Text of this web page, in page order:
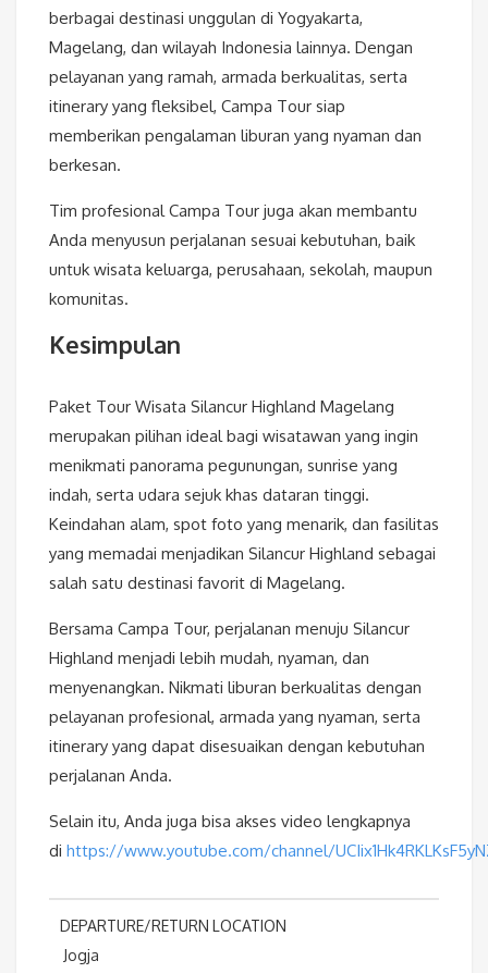
berbagai destinasi unggulan di Yogyakarta,
Magelang, dan wilayah Indonesia lainnya. Dengan
pelayanan yang ramah, armada berkualitas, serta
itinerary yang fleksibel, Campa Tour siap
memberikan pengalaman liburan yang nyaman dan
berkesan.
Tim profesional Campa Tour juga akan membantu
Anda menyusun perjalanan sesuai kebutuhan, baik
untuk wisata keluarga, perusahaan, sekolah, maupun
komunitas.
Kesimpulan
Paket Tour Wisata Silancur Highland Magelang
merupakan pilihan ideal bagi wisatawan yang ingin
menikmati panorama pegunungan, sunrise yang
indah, serta udara sejuk khas dataran tinggi.
Keindahan alam, spot foto yang menarik, dan fasilitas
yang memadai menjadikan Silancur Highland sebagai
salah satu destinasi favorit di Magelang.
Bersama Campa Tour, perjalanan menuju Silancur
Highland menjadi lebih mudah, nyaman, dan
menyenangkan. Nikmati liburan berkualitas dengan
pelayanan profesional, armada yang nyaman, serta
itinerary yang dapat disesuaikan dengan kebutuhan
perjalanan Anda.
Selain itu, Anda juga bisa akses video lengkapnya
di https://www.youtube.com/channel/
DEPARTURE/RETURN LOCATION
Jogja